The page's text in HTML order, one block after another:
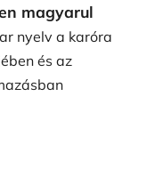
magyarul
nyelv a karóra
és az